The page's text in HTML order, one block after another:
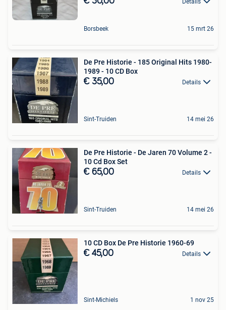
Borsbeek 15 mrt 26
De Pre Historie - 185 Original Hits 1980-
1989 - 10 CD Box
€ 35,00 Details
Sint-Truiden 14 mei 26
De Pre Historie - De Jaren 70 Volume 2 -
10 Cd Box Set
€ 65,00 Details
Sint-Truiden 14 mei 26
10 CD Box De Pre Historie 1960-69
€ 45,00 Details
Sint-Michiels 1 nov 25